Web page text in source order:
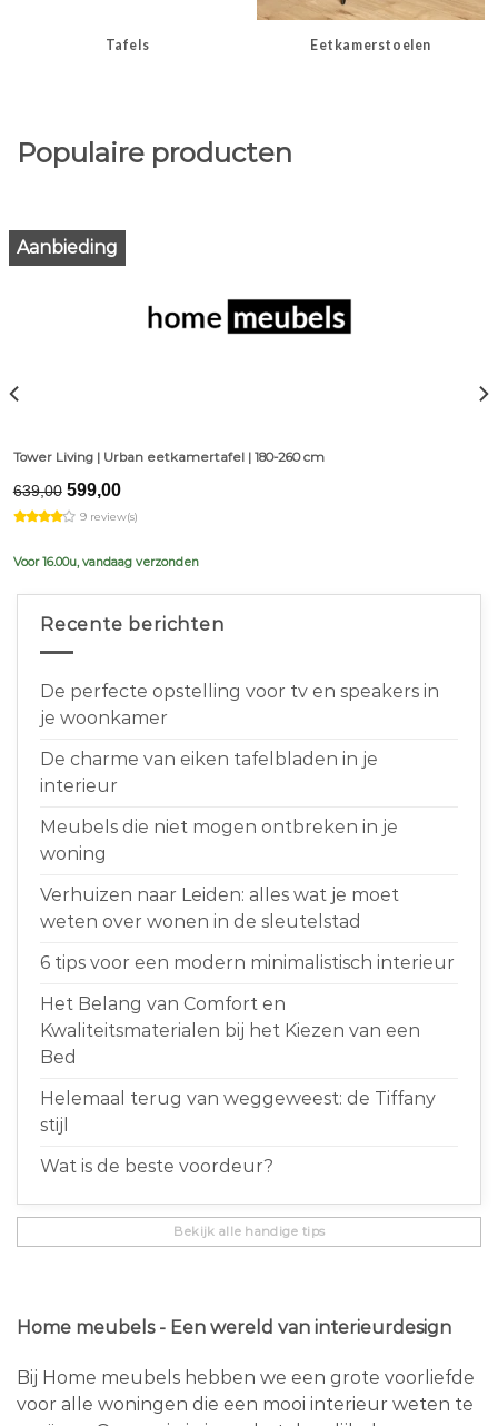
Tafels Eetkamerstoelen
Populaire producten
Aanbieding
Tower Living | Urban eetkamertafel | 180-260 cm
639,00 Original
price
was:
599,00Current
is:
9 review(s)
Voor 16.00u, vandaag verzonden
Recente berichten
De perfecte opstelling voor tv en speakers in
je woonkamer
De charme van eiken tafelbladen in je
interieur
Meubels die niet mogen ontbreken in je
woning
Verhuizen naar Leiden: alles wat je moet
weten over wonen in de sleutelstad
6 tips voor een modern minimalistisch interieur
Het Belang van Comfort en
Kwaliteitsmaterialen bij het Kiezen van een
Bed
Helemaal terug van weggeweest: de Tiffany
stijl
Wat is de beste voordeur?
Bekijk alle handige tips
Home meubels - Een wereld van interieurdesign
Bij Home meubels hebben we een grote voorliefde
voor alle woningen die een mooi interieur weten te